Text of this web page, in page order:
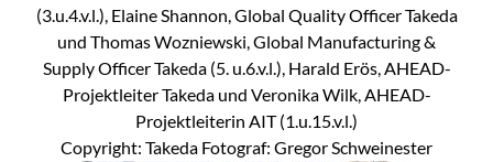
(3.u.4.v.l.), Elaine Shannon, Global Quality Officer Takeda
und Thomas Wozniewski, Global Manufacturing &
Supply Officer Takeda (5. u.6.v.l.), Harald Erös, AHEAD-
Projektleiter Takeda und Veronika Wilk, AHEAD-
Projektleiterin AIT (1.u.15.v.l.)
Copyright: Takeda Fotograf: Gregor Schweinester